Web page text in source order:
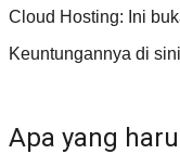
Cloud Hosting: Ini
Keuntungannya di
Apa yang